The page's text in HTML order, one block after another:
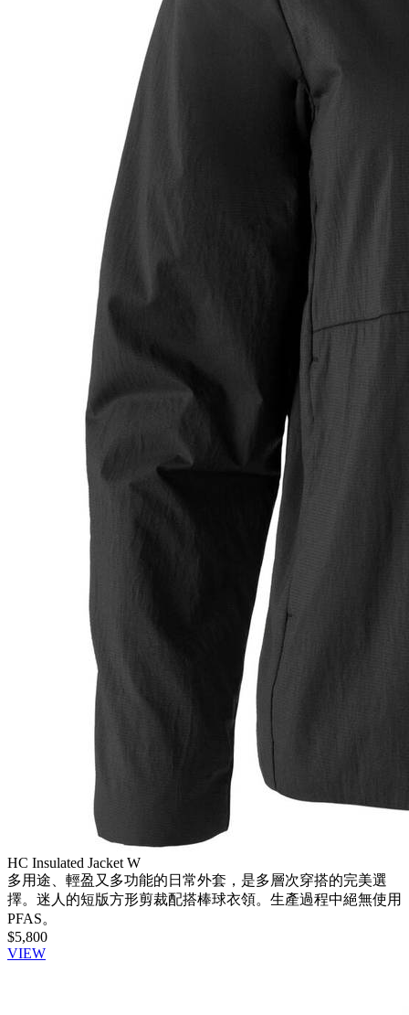
HC Insulated Jacket W
多用途、輕盈又多功能的日常外套，是多層次穿搭的完美選
擇。迷人的短版方形剪裁配搭棒球衣領。生產過程中絕無使用
PFAS。
$5,800
VIEW